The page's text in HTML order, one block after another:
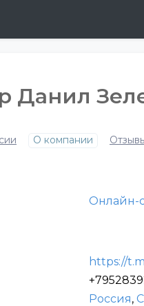
Данил
О компании
Онлайн-
https://
Россия,